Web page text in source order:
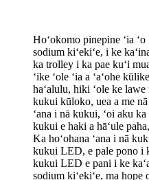
Hoʻokomo pinepine ʻia
sodium kiʻekiʻe, i ke
ka trolley i ka pae kuʻi
ʻike ʻole ʻia a ʻaʻohe
haʻalulu, hiki ʻole ke lawe
kukui kūloko, uea a me nā
ʻana i nā kukui, ʻoi aku
kukui e haki a hāʻule
Ka hoʻohana ʻana i nā
kukui LED, e pale pono i
kukui LED e pani i ke
sodium kiʻekiʻe, ma hope